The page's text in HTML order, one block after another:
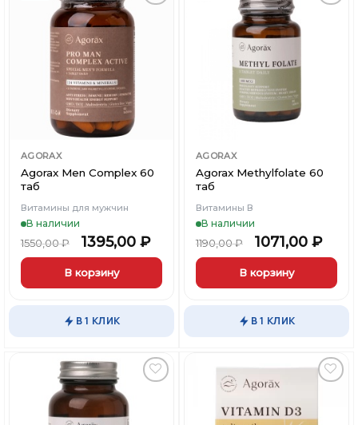
Добавить
Вишлист
AGORAX
Agorax Men Complex 60
таб
Витамины для мужчин
В наличии
1550,00₽ 1395,00 ₽
В корзину
В 1 КЛИК
Добавить
AGORAX
Agorax Methylfolate 60
таб
Витамины В
В наличии
1190,00₽ 1071,00 ₽
В корзину
В 1 КЛИК
Добавить
Добавить